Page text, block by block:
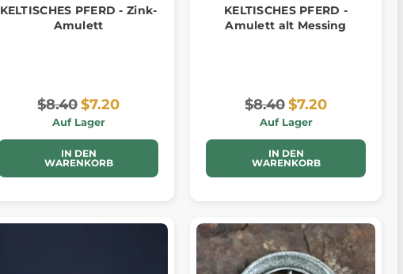
KELTISCHES PFERD - Zink-
Amulett
$8.40 $7.20
Auf Lager
IN DEN
WARENKORB
KELTISCHES PFERD -
Amulett alt Messing
$8.40 $7.20
Auf Lager
IN DEN
WARENKORB